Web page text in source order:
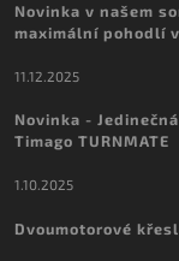
Novinka v našem
maximální pohodlí
11.12.2025
Novinka -
Timago TURNMATE
1.10.2025
Dvoumotorové